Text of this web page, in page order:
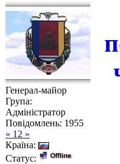
Генерал-майор
Група:
Адміністратор
Повідомлень: 1955
« 12 »
Країна:
Статус: